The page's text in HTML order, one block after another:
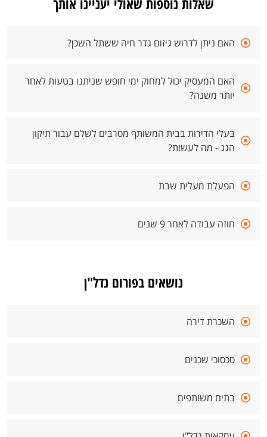
האם ניתן לדרוש גיזום גדר חיה ששתל השכן?
האם המעסיק יכול למחוק ימי חופש שניתנו בטעות לאחר
יותר משנה?
בעלי הדירות בבית המשותף מסרבים לשלם עבור תיקון
הגג - מה לעשות?
הפעלת מעלית שבת
חוזה עבודה לאחר 9 שנים
נושאים בפורום נדל"ן
השכרת דירה
סכסוכי שכנים
בתים משותפים